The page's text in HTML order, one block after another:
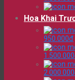
Hoa Khai
950.000đ